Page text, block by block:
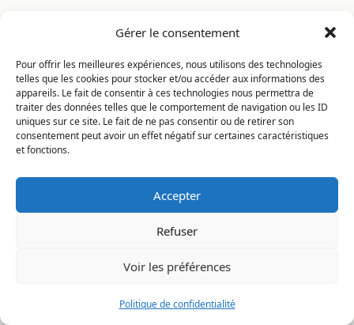
Gérer le consentement
Pour offrir les meilleures expériences, nous utilisons des technologies
telles que les cookies pour stocker et/ou accéder aux informations des
appareils. Le fait de consentir à ces technologies nous permettra de
traiter des données telles que le comportement de navigation ou les ID
uniques sur ce site. Le fait de ne pas consentir ou de retirer son
consentement peut avoir un effet négatif sur certaines caractéristiques
et fonctions.
Accepter
Refuser
Voir les préférences
Politique de confidentialité
E-mail*
Enregistrer mon nom, mon e-mail et mon site dans le